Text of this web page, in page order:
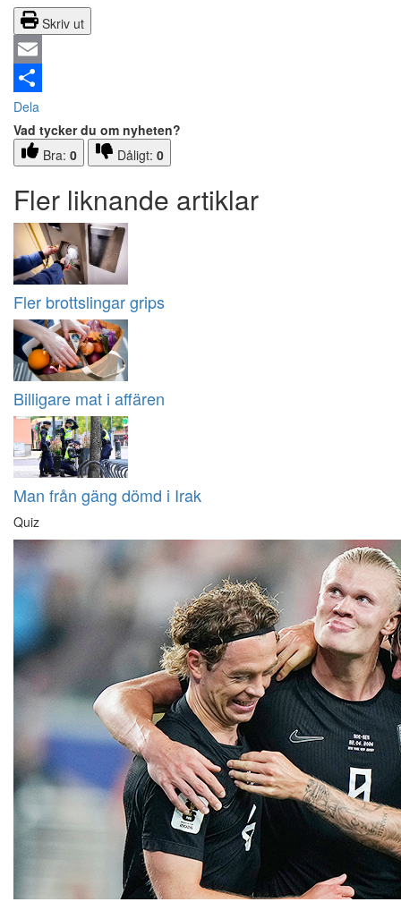
Skriv ut
Email
Dela
Vad tycker du om nyheten?
Bra: 0 Dåligt: 0
Fler liknande artiklar
Fler brottslingar grips
Billigare mat i affären
Man från gäng dömd i Irak
Quiz